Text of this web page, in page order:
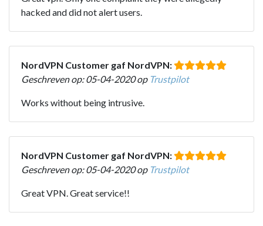
hacked and did not alert users.
NordVPN Customer gaf NordVPN:
Geschreven op: 05-04-2020 op Trustpilot
Works without being intrusive.
NordVPN Customer gaf NordVPN:
Geschreven op: 05-04-2020 op Trustpilot
Great VPN. Great service!!